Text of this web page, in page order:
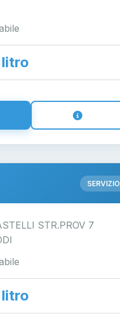
SERVIZIO
STR.PROV 7